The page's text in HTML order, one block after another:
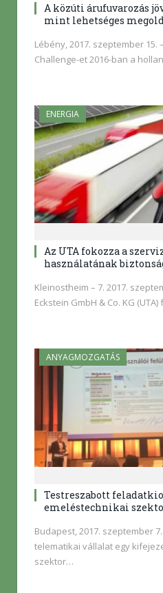
A közúti árufuvarozás
mint lehetséges
Lébény, 2017. szeptember 15.
Challenge-et 2016-ban a
ENERGIA
Az UTA fokozza a
használatának
Kleinostheim – 7. 2017.
Eckstein GmbH & Co. KG
ANYAGMOZGATÁS
Testreszabott
emeléstechnikai
Budapest, 2017. szeptember
telematikai vállalat egy
szektor…